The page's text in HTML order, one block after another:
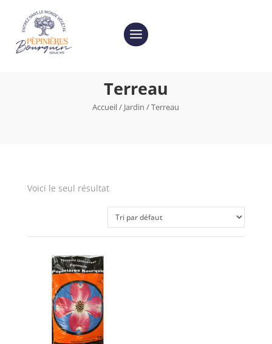
Terreau
Accueil/ Jardin / Terreau
Voici le seul résultat